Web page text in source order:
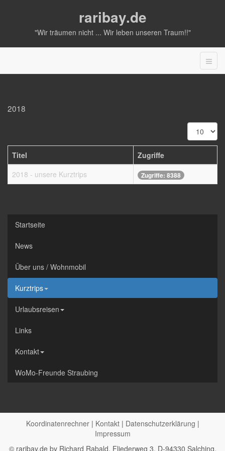
raribay.de
"Wir träumen nicht ... Wir leben unseren Traum!!"
2018
Anzeige
#
Titel
Zugriffe
2018 - unsere Kurztrips
Zugriffe: 8388
Startseite
News
Über uns / Wohnmobil
Kurztrips
Urlaubsreisen
Links
Kontakt
WoMo-Freunde Straubing
Koordinatenrechner| Kontakt| Datenschutzerklärung |
Impressum
© raribay.de by Richard Rabald, Fliederweg 3, D-94330 Salching,